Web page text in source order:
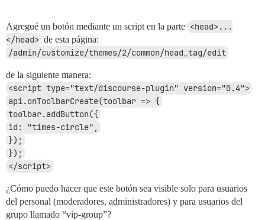
Agregué un botón mediante un script en la parte <head>...
</head> de esta página:
/admin/customize/themes/2/common/head_tag/edit
de la siguiente manera:
<script type="text/discourse-plugin" version="0.4">
api.onToolbarCreate(toolbar => {
toolbar.addButton({
id: "times-circle",
});
});
</script>
¿Cómo puedo hacer que este botón sea visible solo para usuarios
del personal (moderadores, administradores) y para usuarios del
grupo llamado “vip-group”?